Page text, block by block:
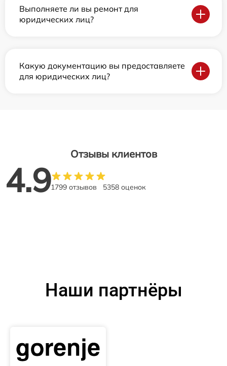
Выполняете ли вы ремонт для
юридических лиц?
Какую документацию вы предоставляете
для юридических лиц?
Отзывы клиентов
4.91799 отзывов 5358 оценок
Наши партнёры